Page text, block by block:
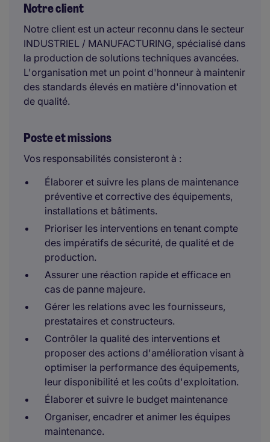
Notre client
Notre client est un acteur reconnu dans le secteur
INDUSTRIEL / MANUFACTURING, spécialisé dans
la production de solutions techniques avancées.
L'organisation met un point d'honneur à maintenir
des standards élevés en matière d'innovation et
de qualité.
Poste et missions
Vos responsabilités consisteront à :
Élaborer et suivre les plans de maintenance
préventive et corrective des équipements,
installations et bâtiments.
Prioriser les interventions en tenant compte
des impératifs de sécurité, de qualité et de
production.
Assurer une réaction rapide et efficace en
cas de panne majeure.
Gérer les relations avec les fournisseurs,
prestataires et constructeurs.
Contrôler la qualité des interventions et
proposer des actions d'amélioration visant à
optimiser la performance des équipements,
leur disponibilité et les coûts d'exploitation.
Élaborer et suivre le budget maintenance
Organiser, encadrer et animer les équipes
maintenance.